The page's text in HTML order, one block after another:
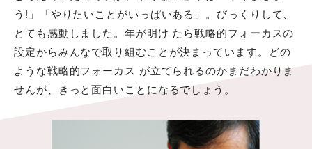
う!」「やりたいことがいっぱいある」。びっくりして、
とても感動しました。年が明け たら戦略的フォーカスの
設定からみんなで取り組むことが決まっています。どの
ような戦略的フォーカス が立てられるのかまだわかりま
せんが、きっと面白いことになるでしょう。